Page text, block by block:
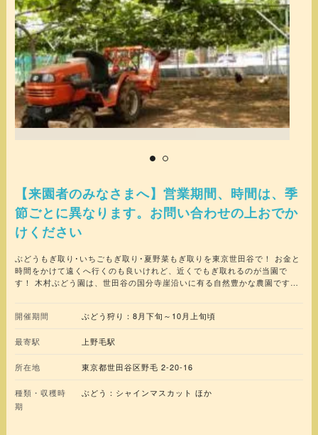
【来園者のみなさまへ】営業期間、時間は、季
節ごとに異なります。お問い合わせの上おでか
けください
ぶどうもぎ取り･いちごもぎ取り･夏野菜もぎ取りを東京世田谷で！ お金と
時間をかけて遠くへ行くのも良いけれど、近くでもぎ取れるのが当園で
す！ 木村ぶどう園は、世田谷の国分寺崖沿いに有る自然豊かな農園です。
す。小さな子どもから年配の方々まで園内に入り土や植物の香りを嗅ぎ、
収穫することが出来る農園です。 ※諸状況により、掲載情報から変更され
サイト等で最新情報をご確認ください。
開催期間 ぶどう狩り：8月下旬～10月上旬頃
最寄駅 上野毛駅
所在地 東京都世田谷区野毛 2-20-16
種類・収穫時
期
ぶどう：シャインマスカット ほか